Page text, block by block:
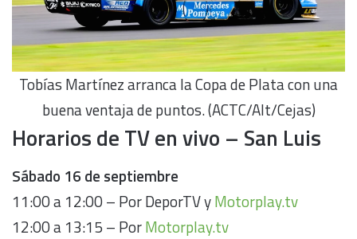
Tobías Martínez arranca la Copa de Plata con una
buena ventaja de puntos. (ACTC/Alt/Cejas)
Horarios de TV en vivo – San Luis
Sábado 16 de septiembre
11:00 a 12:00 – Por DeporTV yMotorplay.tv
12:00 a 13:15 – PorMotorplay.tv